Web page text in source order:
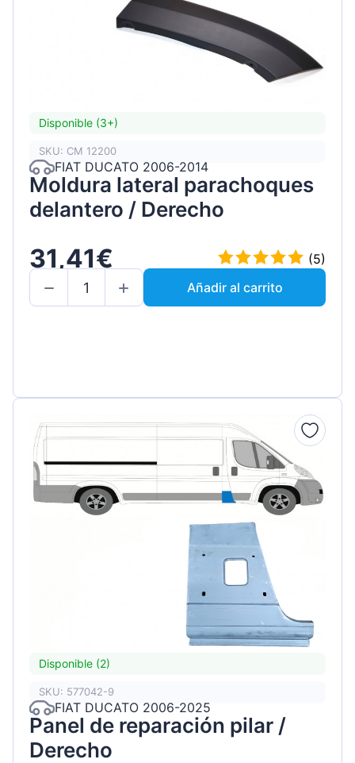
Disponible (3+)
SKU: CM 12200
FIAT DUCATO 2006-2014
Moldura lateral parachoques
delantero / Derecho
31,41€
(5)
Añadir al carrito
Disponible (2)
SKU: 577042-9
FIAT DUCATO 2006-2025
Panel de reparación pilar /
Derecho